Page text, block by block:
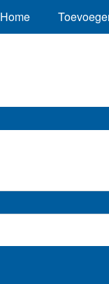
Home